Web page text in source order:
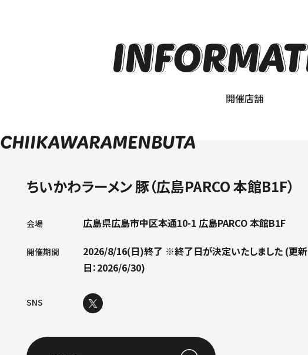
開催店舗
CHIIKAWARAMENBUTA
ちいかわラーメン 豚（広島PARCO 本館B1F）
会場 広島県広島市中区本通10-1 広島PARCO 本館B1F
開催期間
2026/8/16(日)終了 ※終了日が決定いたしました (更新
日：2026/6/30)
SNS